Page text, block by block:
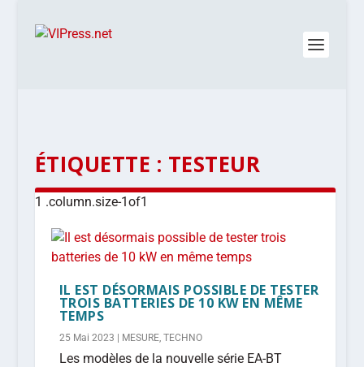
ÉTIQUETTE : TESTEUR
IL EST DÉSORMAIS POSSIBLE DE TESTER
TROIS BATTERIES DE 10 KW EN MÊME
TEMPS
25 Mai 2023 MESURE, TECHNO
Les modèles de la nouvelle série EA-BT